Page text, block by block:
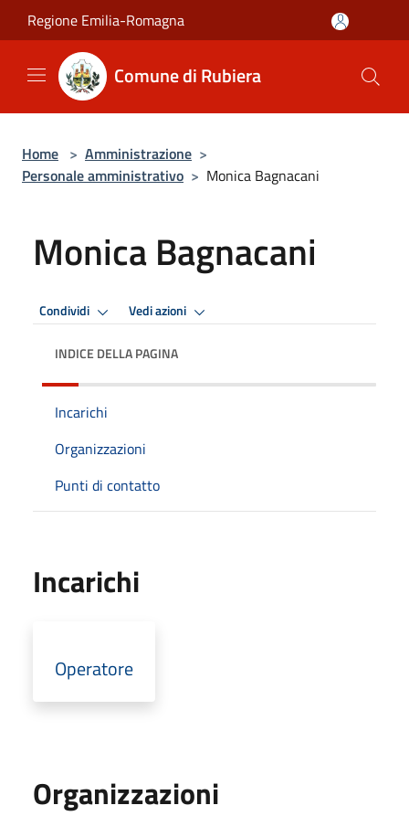
Salta al contenuto principale
Regione Emilia-Romagna
Comune di Rubiera
Home > Amministrazione >
Personale amministrativo > Monica Bagnacani
Monica Bagnacani
Condividi Vedi azioni
INDICE DELLA PAGINA
Incarichi
Organizzazioni
Punti di contatto
Incarichi
Operatore
Organizzazioni